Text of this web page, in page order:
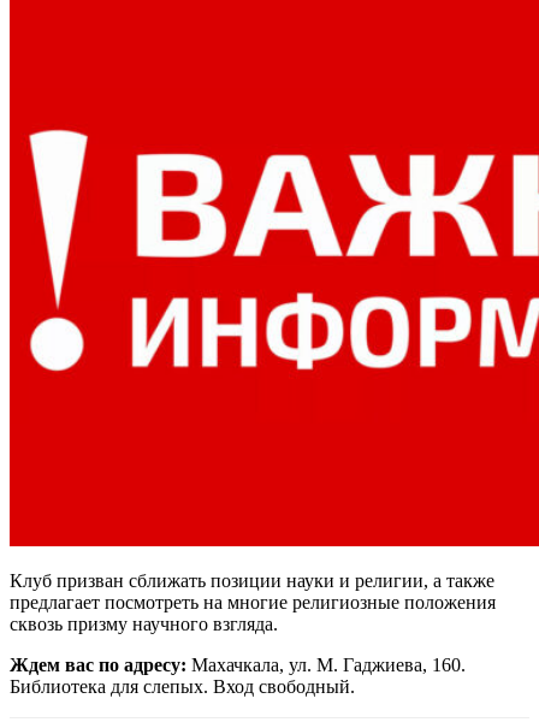
Клуб призван сближать позиции науки и религии, а также
предлагает посмотреть на многие религиозные положения
сквозь призму научного взгляда.
Ждем вас по адресу: Махачкала, ул. М. Гаджиева, 160.
Библиотека для слепых. Вход свободный.